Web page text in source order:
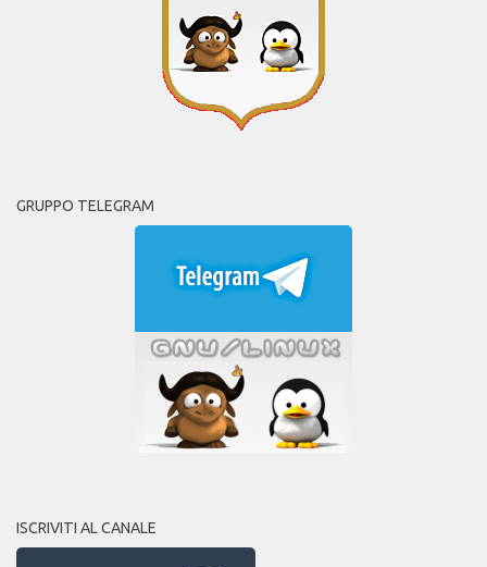
GRUPPO TELEGRAM
ISCRIVITI AL CANALE